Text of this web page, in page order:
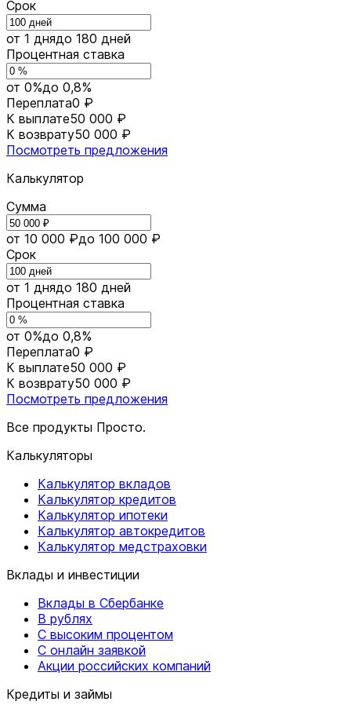
Срок
от 1 днядо 180 дней
Процентная ставка
от 0%до 0,8%
Переплата0 ₽
К выплате50 000 ₽
К возврату50 000 ₽
Посмотреть предложения
Калькулятор
Сумма
от 10 000 ₽до 100 000 ₽
Срок
от 1 днядо 180 дней
Процентная ставка
от 0%до 0,8%
Переплата0 ₽
К выплате50 000 ₽
К возврату50 000 ₽
Посмотреть предложения
Все продукты Просто.
Калькуляторы
Калькулятор вкладов
Калькулятор кредитов
Калькулятор ипотеки
Калькулятор автокредитов
Калькулятор медстраховки
Вклады и инвестиции
Вклады в Сбербанке
В рублях
С высоким процентом
С онлайн заявкой
Акции российских компаний
Кредиты и займы